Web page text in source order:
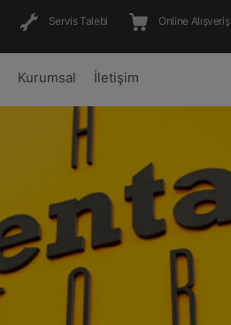
Servis Talebi Online Alışveriş
Kurumsal İletişim